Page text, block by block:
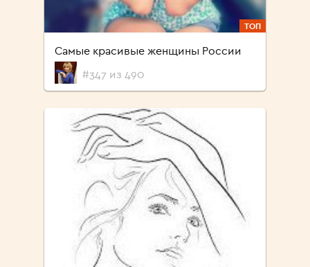
ТОП
Самые красивые женщины России
#347 из 490